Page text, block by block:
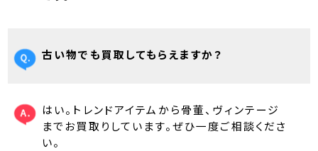
古い物でも買取してもらえますか？
はい。トレンドアイテムから骨董、ヴィンテージ
までお買取りしています。ぜひ一度ご相談くださ
い。